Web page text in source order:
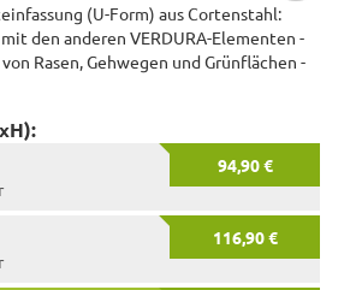
(U-Form) aus Cortenstahl:
den anderen VERDURA-Elementen -
Rasen, Gehwegen und Grünflächen -
94,90 €
116,90 €